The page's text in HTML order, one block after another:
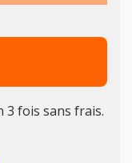
3 fois sans frais.